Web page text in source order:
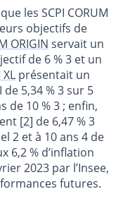
les SCPI CORUM
objectifs de
ORIGIN servait un
de 6 % 3 et un
XL présentait un
5,34 % 3 sur 5
de 10 % 3 ; enfin,
[2] de 6,47 % 3
2 et à 10 ans 4 de
6,2 % d’inflation
2023 par l’Insee,
futures.